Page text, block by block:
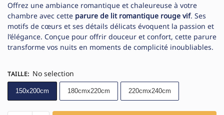
Offrez une ambiance romantique et chaleureuse à votre
chambre avec cette parure de lit romantique rouge vif. Ses
motifs de cœurs et ses détails délicats évoquent la passion et
l’élégance. Conçue pour offrir douceur et confort, cette parure
transforme vos nuits en moments de complicité inoubliables.
TAILLE: No selection
150x200cm 180cmx220cm 220cmx240cm